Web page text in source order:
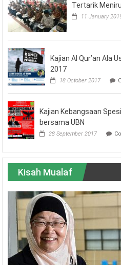
Tertarik
11 January
Kajian Al Qur’an Ala
2017
18 October 2017
Kajian Kebangsaan
bersama UBN
28 September 2017
Kisah Mualaf